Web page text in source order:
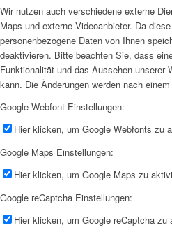
Wir nutzen auch verschiedene externe
Maps und externe Videoanbieter. Da
personenbezogene Daten von Ihnen
deaktivieren. Bitte beachten Sie, dass
Funktionalität und das Aussehen unserer
kann. Die Änderungen werden nach
Google Webfont Einstellungen:
Hier klicken, um Google Webfonts zu
Google Maps Einstellungen:
Hier klicken, um Google Maps zu
Google reCaptcha Einstellungen:
Hier klicken, um Google reCaptcha zu